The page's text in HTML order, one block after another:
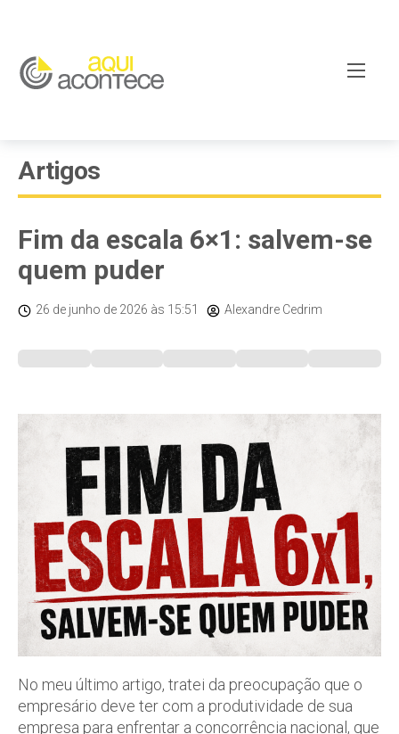
Artigos
Fim da escala 6×1: salvem-se
quem puder
26 de junho de 2026 às 15:51 Alexandre Cedrim
No meu último artigo, tratei da preocupação que o
empresário deve ter com a produtividade de sua
empresa para enfrentar a concorrência nacional, que